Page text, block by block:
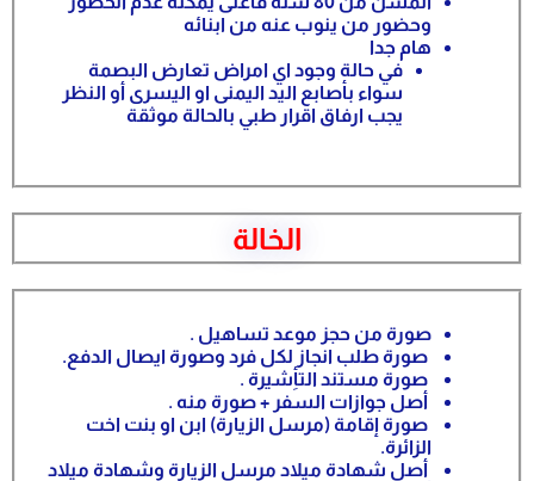
وحضور من ينوب عنه من ابنائه
هام جدا
في حالة وجود اي امراض تعارض البصمة
سواء بأصابع اليد اليمنى او اليسرى أو النظر
يجب ارفاق اقرار طبي بالحالة موثقة
الخالة
صورة من حجز موعد تساهيل .
صورة طلب انجاز لكل فرد وصورة ايصال الدفع.
صورة مستند التأِشيرة .
أصل جوازات السفر + صورة منه .
صورة إقامة (مرسل الزيارة) ابن او بنت اخت
الزائرة.
أصل شهادة ميلاد مرسل الزيارة وشهادة ميلاد